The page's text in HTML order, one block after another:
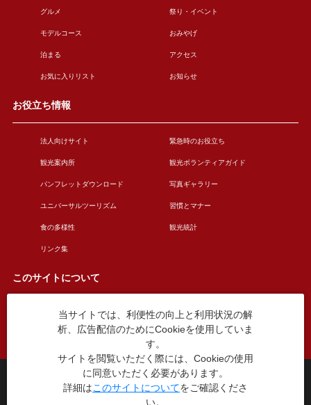
グルメ 祭り・イベント
モデルコース おみやげ
泊まる アクセス
お気に入りリスト お知らせ
お役立ち情報
法人向けサイト 緊急時のお役立ち
観光案内所 観光ボランティアガイド
パンフレットダウンロード 写真ギャラリー
ユニバーサルツーリズム 習慣とマナー
食の多様性 観光統計
リンク集
このサイトについて
このサイトについて 広告掲載について
お問い合わせ
台東区役所観光課
〒110-8615 東京都台東区東上野4丁目5番6号
TEL：03-5246-1151
当サイトでは、利便性の向上と利用状況の解
析、広告配信のためにCookieを使用していま
す。
サイトを閲覧いただく際には、Cookieの使用
に同意いただく必要があります。
詳細はこのサイトについてをご確認くださ
い。